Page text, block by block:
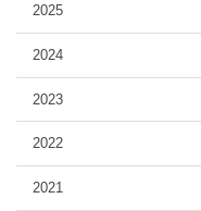
2025
2024
2023
2022
2021